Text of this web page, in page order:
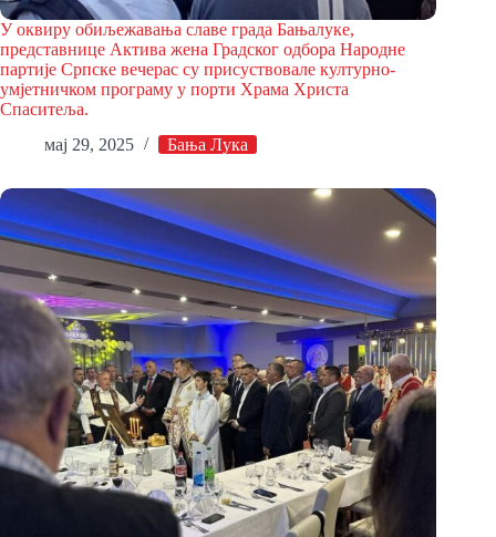
У оквиру обиљежавања славе града Бањалуке,
представнице Активa жена Градског одбора Народне
партије Српске вечерас су присуствовале културно-
умјетничком програму у порти Храма Христа
Спаситеља.
мај 29, 2025
Бања Лука